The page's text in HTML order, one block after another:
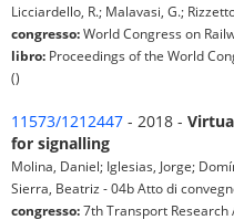
Licciardello, R.; Malavasi, G.;
congresso:World Congress on
libro: Proceedings of the World
()
11573/1212447 - 2018 -
for signalling
Molina, Daniel; Iglesias, Jorge;
Sierra, Beatriz - 04b Atto di
congresso:7th Transport Research